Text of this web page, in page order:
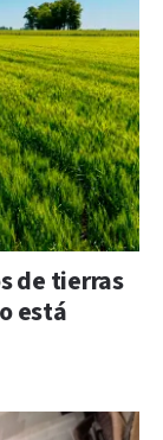
de tierras
está